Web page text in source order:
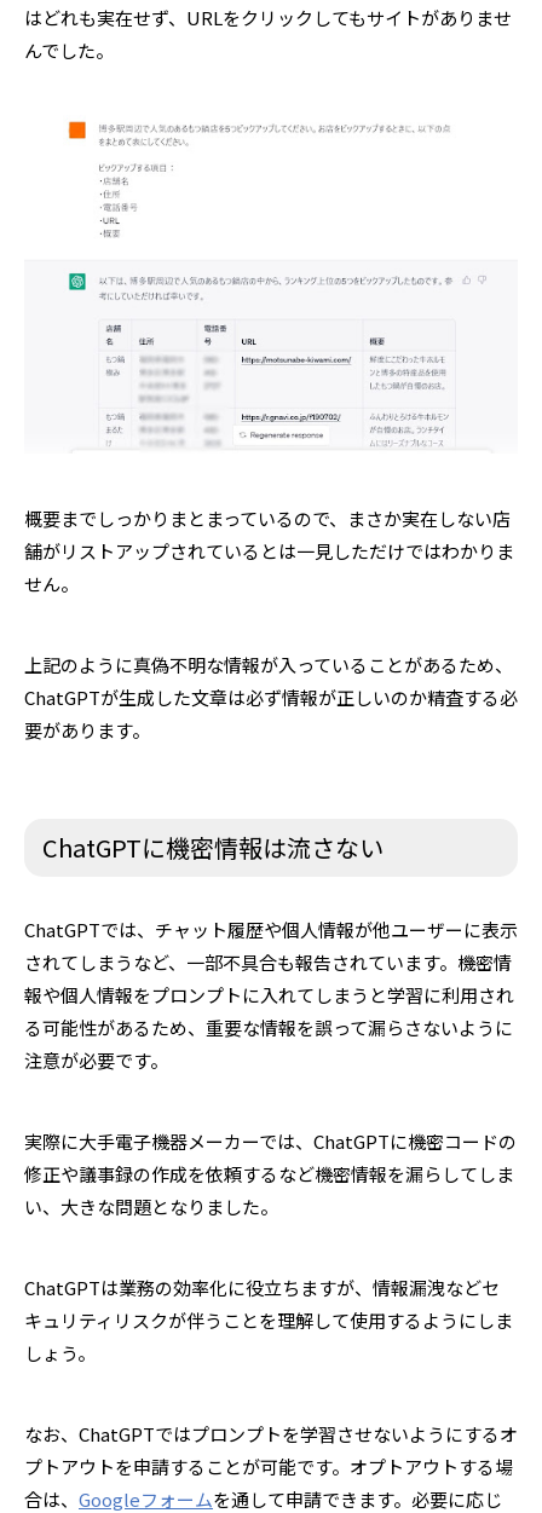
はどれも実在せず、URLをクリックしてもサイトがありませ
んでした。
概要までしっかりまとまっているので、まさか実在しない店
舗がリストアップされているとは一見しただけではわかりま
せん。
上記のように真偽不明な情報が入っていることがあるため、
ChatGPTが生成した文章は必ず情報が正しいのか精査する必
要があります。
ChatGPTに機密情報は流さない
ChatGPTでは、チャット履歴や個人情報が他ユーザーに表示
されてしまうなど、一部不具合も報告されています。機密情
報や個人情報をプロンプトに入れてしまうと学習に利用され
る可能性があるため、重要な情報を誤って漏らさないように
注意が必要です。
実際に大手電子機器メーカーでは、ChatGPTに機密コードの
修正や議事録の作成を依頼するなど機密情報を漏らしてしま
い、大きな問題となりました。
ChatGPTは業務の効率化に役立ちますが、情報漏洩などセ
キュリティリスクが伴うことを理解して使用するようにしま
しょう。
なお、ChatGPTではプロンプトを学習させないようにするオ
プトアウトを申請することが可能です。オプトアウトする場
合は、 Googleフォームを通して申請できます。必要に応じ